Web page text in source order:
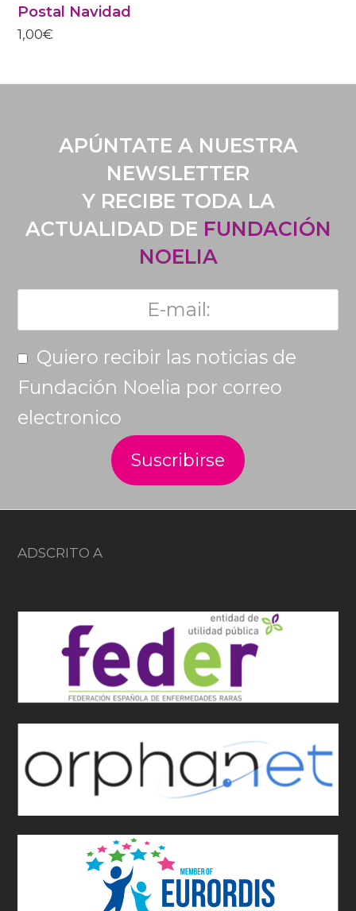
Postal Navidad
1,00€
APÚNTATE A NUESTRA
NEWSLETTER
Y RECIBE TODA LA
ACTUALIDAD DE FUNDACIÓN
NOELIA
Quiero recibir las noticias de
Fundación Noelia por correo
electronico
ADSCRITO A